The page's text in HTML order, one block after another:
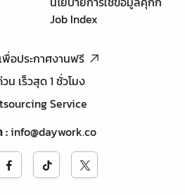
Job Index
พื่อประกาศงานฟรี
น เร็วสุด 1 ชั่วโมง
Service
:info@daywork.co